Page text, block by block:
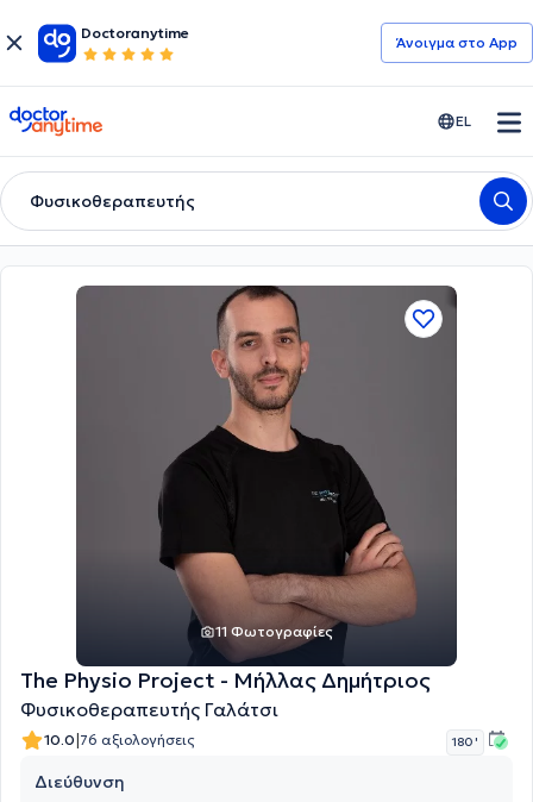
Doctoranytime
Άνοιγμα στο App
doctoranytime EL
Φυσικοθεραπευτής
11 Φωτογραφίες
The Physio Project - Μήλλας Δημήτριος
Φυσικοθεραπευτής Γαλάτσι
10.0|76 αξιολογήσεις 180 '
Διεύθυνση